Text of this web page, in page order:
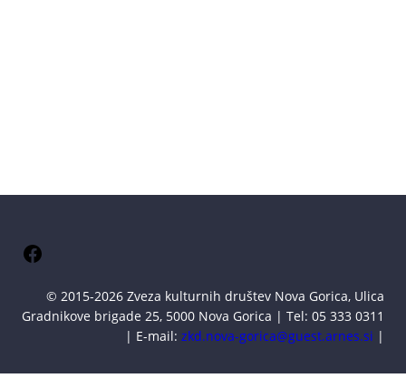
Facebook
© 2015-2026 Zveza kulturnih društev Nova Gorica, Ulica
Gradnikove brigade 25, 5000 Nova Gorica | Tel: 05 333 0311
| E-mail: zkd.nova-gorica@guest.arnes.si |